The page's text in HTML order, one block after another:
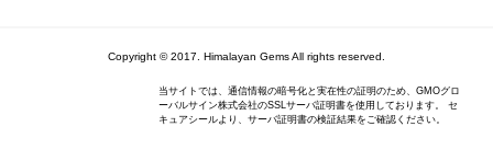
Copyright © 2017. Himalayan Gems All rights reserved.
当サイトでは、通信情報の暗号化と実在性の証明のため、GMOグロ
ーバルサイン株式会社のSSLサーバ証明書を使用しております。 セ
キュアシールより、サーバ証明書の検証結果をご確認ください。